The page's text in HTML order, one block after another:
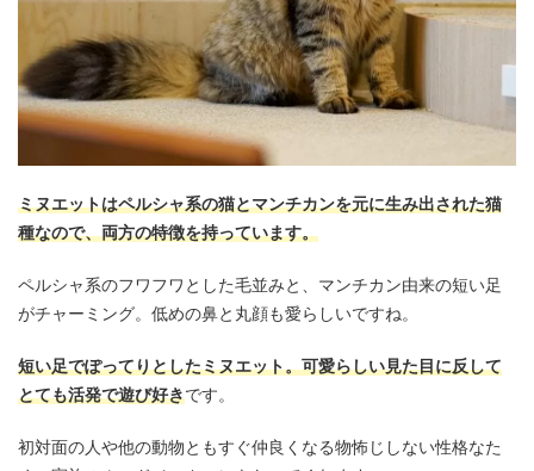
ミヌエットはペルシャ系の猫とマンチカンを元に生み出された猫
種なので、両方の特徴を持っています。
ペルシャ系のフワフワとした毛並みと、マンチカン由来の短い足
がチャーミング。低めの鼻と丸顔も愛らしいですね。
短い足でぽってりとしたミヌエット。可愛らしい見た目に反して
とても活発で遊び好きです。
初対面の人や他の動物ともすぐ仲良くなる物怖じしない性格なた